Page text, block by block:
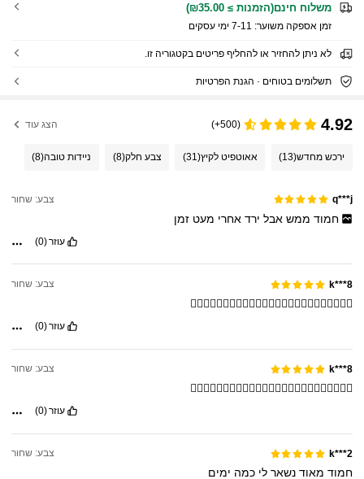
משלוח חינם(הזמנות ≥ ₪35.00)
זמן אספקה ​​משוער: 7-11 ימי עסקים
לא ניתן להחזיר או להחליף פריטים בקטגוריה זו.
תשלומים בטוחים · הגנת הפרטיות
4.92
(500+) הצג עוד
ירכש מחדש(13) אאוטפיט לקיץ(31) צבע חלק(8) ניידות טובה(8)
q***j צבע: שחור
חמוד ממש אבל ירד אחרי מעט זמן
עוזר(0)
k***8 צבע: שחור
👍🏻👍🏻👍🏻👍🏻👍🏻👍🏻👍🏻👍🏻👍🏻👍🏻👍🏻👍🏻💗
עוזר(0)
k***8 צבע: שחור
👍🏻👍🏻👍🏻👍🏻👍🏻👍🏻👍🏻👍🏻👍🏻👍🏻👍🏻👍🏻💗
עוזר(0)
k***2 צבע: שחור
חמוד מאודנשארליכמה ימים